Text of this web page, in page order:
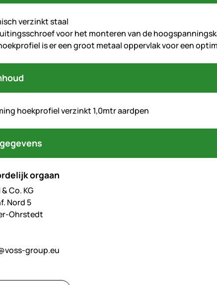
verzinkt staal
voor het monteren van de
is er een groot metaal oppervlak voor een
hoekprofiel verzinkt 1,0mtr aardpen
orgaan
Co. KG
Nord 5
Ohrstedt
group.eu